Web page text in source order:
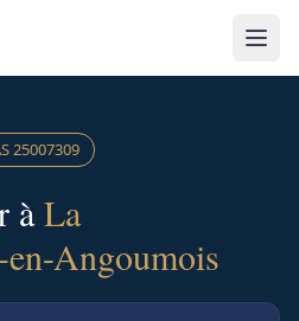
25007309
àLa
Angoumois